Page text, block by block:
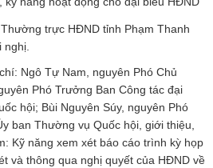
trực HĐND tỉnh Phạm Thanh
nghị.
Ngô Tự Nam, nguyên Phó Chủ
Phó Trưởng Ban Công tác đại
hội; Bùi Nguyên Súy, nguyên Phó
ban Thường vụ Quốc hội, giới thiệu,
Kỹ năng xem xét báo cáo trình kỳ họp
và thông qua nghị quyết của HĐND về